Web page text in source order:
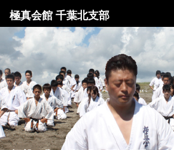
極真会館 千葉北支部